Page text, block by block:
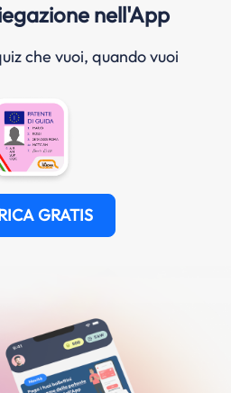
nell'App
che vuoi, quando vuoi
GRATIS